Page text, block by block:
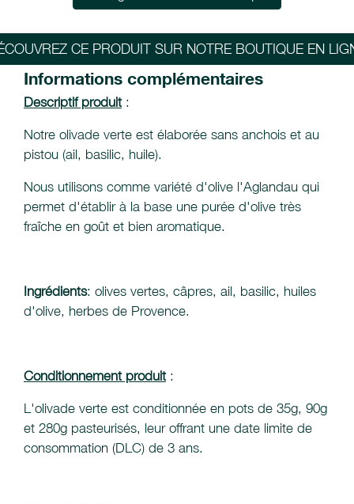
CE PRODUIT SUR NOTRE BOUTIQUE EN
Informations complémentaires
Descriptif produit:
Notre olivade verte est élaborée sans anchois et au
pistou (ail, basilic, huile).
Nous utilisons comme variété d'olive l'Aglandau qui
permet d'établir à la base une purée d'olive très
fraîche en goût et bien aromatique.
Ingrédients: olives vertes, câpres, ail, basilic, huiles
d'olive, herbes de Provence.
Conditionnement produit:
L'olivade verte est conditionnée en pots de 35g, 90g
et 280g pasteurisés, leur offrant une date limite de
consommation (DLC) de 3 ans.